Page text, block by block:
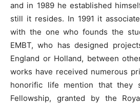
and in 1989 he established
still it resides. In 1991 it
with the one who founds the
EMBT, who has designed
England or Holland, between
works have received numerous
honorific life mention that they
Fellowship, granted by the